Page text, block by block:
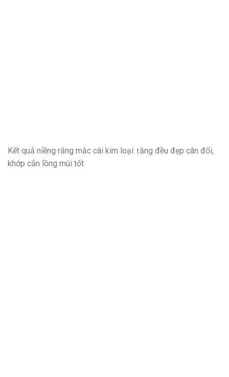
Kết quả niềng răng mắc cài kim loại: răng đều đẹp cân đối,
khớp cắn lồng múi tốt